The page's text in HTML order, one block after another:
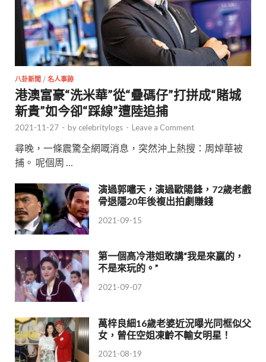
八卦新聞 / 名人事跡
港澳富豪“洗米華”從“疊碼仔”打拼成“賭城
新貴”如今卻“踩線”遭陸追捕
2021-11-27 - by celebritylogs - Leave a Comment
尋晚，一條震驚全網嘅消息，突然沖上熱搜：周焯華被
捕。 呢個周 …
演過郭嘯天，演過歐陽鋒，72歲老戲
骨退隱20年後複出拍劇賺錢
2021-09-15
第一個高冷港姐敢講“我是來贏的，
不是來玩的。”
2021-09-07
萬梓良細16歲老婆近況曝光同框似父
女，曾任空姐凍齡不輸女明星！
2021-08-19